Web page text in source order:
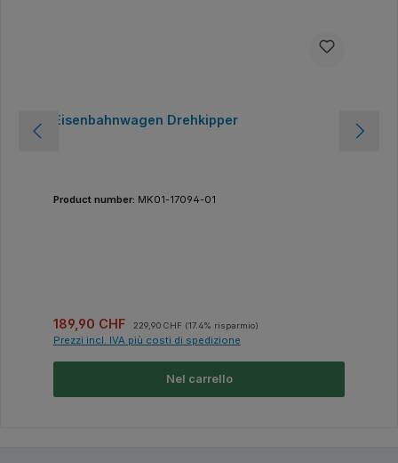
Eisenbahnwagen Drehkipper
Product number: MK01-17094-01
Prezzo di vendita:
189,90 CHF 229,90 CHF (17.4% risparmio)
Prezzi incl. IVA più costi di spedizione
Nel carrello